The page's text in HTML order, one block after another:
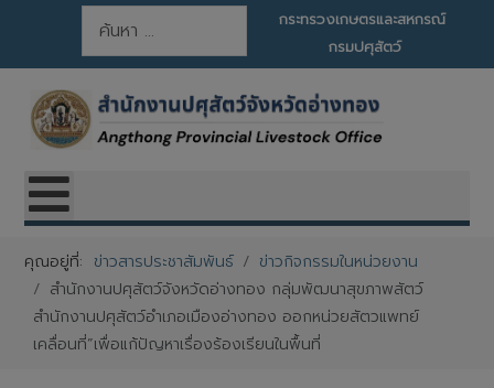
การค้นหา
กระทรวงเกษตรและสหกรณ์
กรมปศุสัตว์
คุณอยู่ที่: ข่าวสารประชาสัมพันธ์
ข่าวกิจกรรมในหน่วยงาน
สำนักงานปศุสัตว์จังหวัดอ่างทอง กลุ่มพัฒนาสุขภาพสัตว์
สำนักงานปศุสัตว์อำเภอเมืองอ่างทอง ออกหน่วยสัตวแพทย์
เคลื่อนที่”เพื่อแก้ปัญหาเรื่องร้องเรียนในพื้นที่